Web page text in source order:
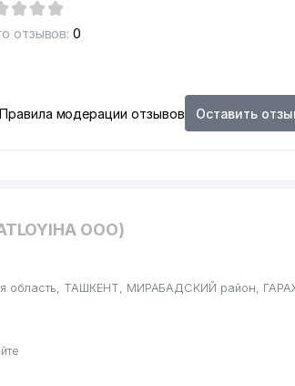
ОХРАНЫ ОКРУЖАЮЩЕЙ СРЕДЫ
отзывов: 0
модерации отзывов Оставить
ООО)
область, ТАШКЕНТ, МИРАБАДСКИЙ район,